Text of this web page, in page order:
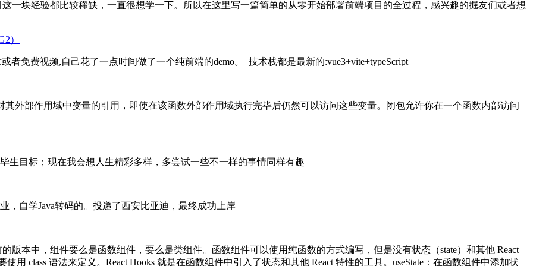
一块经验都比较稀缺，一直很想学一下。所以在这里写一篇简单的从零开始部署前端项目的全过程，感兴趣的掘友们或者想
）
者免费视频,自己花了一点时间做了一个纯前端的demo。 技术栈都是最新的:vue3+vite+typeScript
其外部作用域中变量的引用，即使在该函数外部作用域执行完毕后仍然可以访问这些变量。闭包允许你在一个函数内部访问
生目标；现在我会想人生精彩多样，多尝试一些不一样的事情同样有趣
，自学Java转码的。投递了西安比亚迪，最终成功上岸
版本中，组件要么是函数组件，要么是类组件。函数组件可以使用纯函数的方式编写，但是没有状态（state）和其他 React
用 class 语法来定义。React Hooks 就是在函数组件中引入了状态和其他 React 特性的工具。useState：在函数组件中添加状